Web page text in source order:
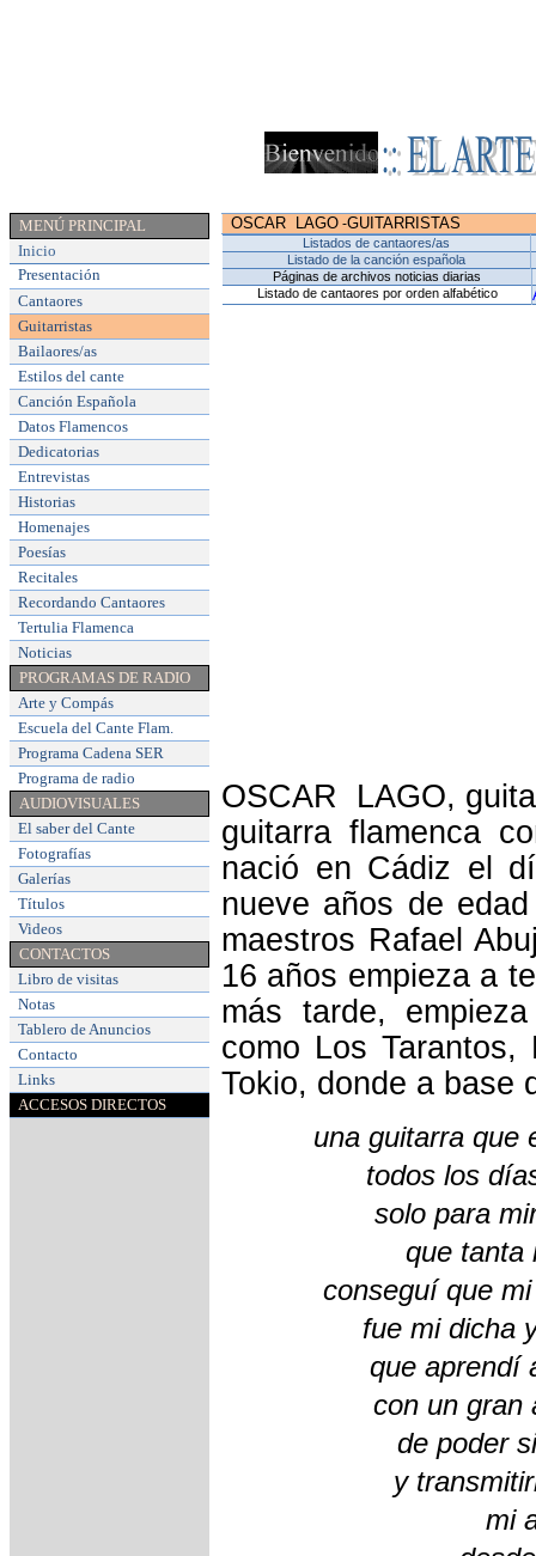
MENÚ PRINCIPAL
Inicio
Presentación
Cantaores
Guitarristas
Bailaores/as
Estilos del cante
Canción Española
Datos Flamencos
Dedicatorias
Entrevistas
Historias
Homenajes
Poesías
Recitales
Recordando Cantaores
Tertulia Flamenca
Noticias
PROGRAMAS DE RADIO
Arte y Compás
Escuela del Cante Flam.
Programa Cadena SER
Programa de radio
AUDIOVISUALES
El saber del Cante
Fotografías
Galerías
Títulos
Videos
CONTACTOS
Libro de visitas
Notas
Tablero de Anuncios
Contacto
Links
ACCESOS DIRECTOS
OSCAR LAGO -GUITARRISTAS
Listados de cantaores/as
Listado de la canción española
Páginas de archivos noticias diarias
Listado de cantaores por orden alfabético
OSCAR LAGO,
guitarra flamenca
nació en Cádiz el
nueve años de
maestros Rafael
16 años empieza a
más tarde,
como Los
Tokio, donde a base
una guitarra que
todos los
solo para
que tanta
conseguí que
fue mi dicha
que aprendí
con un gran
de poder
y
mi